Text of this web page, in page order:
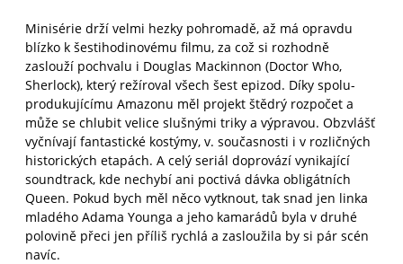
Minisérie drží velmi hezky pohromadě, až má opravdu
blízko k šestihodinovému filmu, za což si rozhodně
zaslouží pochvalu i Douglas Mackinnon (Doctor Who,
Sherlock), který režíroval všech šest epizod. Díky spolu-
produkujícímu Amazonu měl projekt štědrý rozpočet a
může se chlubit velice slušnými triky a výpravou. Obzvlášť
vyčnívají fantastické kostýmy, v. současnosti i v rozličných
historických etapách. A celý seriál doprovází vynikající
soundtrack, kde nechybí ani poctivá dávka obligátních
Queen. Pokud bych měl něco vytknout, tak snad jen linka
mladého Adama Younga a jeho kamarádů byla v druhé
polovině přeci jen příliš rychlá a zasloužila by si pár scén
navíc.